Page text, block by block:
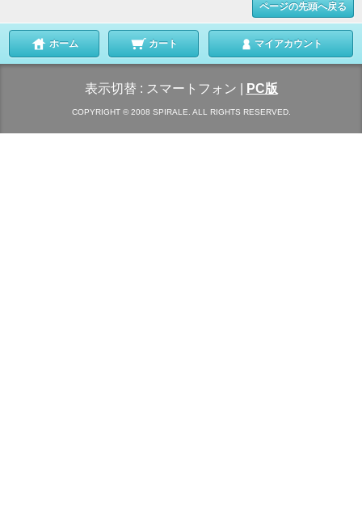
ページの先頭へ戻る
ホーム カート マイアカウント
表示切替 : スマートフォン PC版
COPYRIGHT © 2008 SPIRALE. ALL RIGHTS RESERVED.